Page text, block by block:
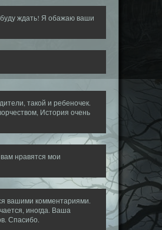
ждать! Я обажаю ваши
такой и ребеночек.
История очень
нравятся мои
вашими комментариями.
иногда. Ваша
Спасибо.